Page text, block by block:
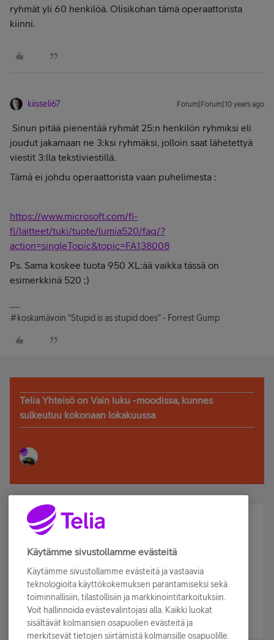
ryhmät yli 60 henkilöä. Olisikohan tämä operaattorista
kiinni.
kiisseli67 Forum|Forum|10 years ago
Sinun pitää pienentää ryhmät 25:n henkilön ryhmiksi eli
joudut jakamaan ne 3:ksi ryhmäksi, jolloin saat lähetettyä
viestit 3:lla tekstiviestillä.
Tämä ei johdu operaattorista vaan puhelimesta :
https://www.microsoft.com/fi-
fi/laitteet/tuki/tuote/lumia520/faq/?
action=singleTopic&topic=FA138008
Ps. Sama koskee tuota 950 XL:ää vaikka tässä on
esimerkkinä 520 ;)
#koskamävoin "Stupid is as stupid does" - Forrest Gump
Telia Yhteisö on Vain luku -moodissa, kunnes
sulkeutuu kokonaan lokakuussa
Älä jää paitsi – osallistu ja voita!
Tilaa Telian uutiskirje ja olet mukana arvonnassa.
sähköpostiisi.
Tilaa nyt
Käytämme sivustollamme evästeitä
Käytämme sivustollamme evästeitä ja vastaavia
teknologioita käyttökokemuksen parantamiseksi sekä
toiminnallisiin, tilastollisiin ja markkinointitarkoituksiin.
Voit hallinnoida evästevalintojasi alla. Kaikki luokat
sisältävät kolmansien osapuolien evästeitä ja
merkitsevät tietojen siirtämistä kolmansille osapuolille.